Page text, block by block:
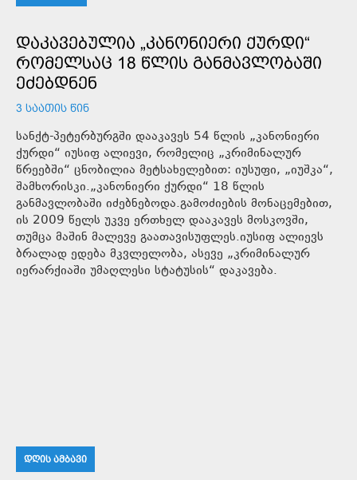
ᲓᲐᲙᲐᲕᲔᲑᲣᲚᲘᲐ „ᲙᲐᲜᲝᲜᲘᲔᲠᲘ ᲥᲣᲠᲓᲘ“
ᲠᲝᲛᲔᲚᲡᲐᲪ 18 ᲬᲚᲘᲡ ᲒᲐᲜᲛᲐᲕᲚᲝᲑᲐᲨᲘ
ᲔᲫᲔᲑᲓᲜᲔᲜ
3 ᲡᲐᲐᲗᲘᲡ ᲬᲘᲜ
სანქტ-პეტერბურგში დააკავეს 54 წლის „კანონიერი
ქურდი“ იუსიფ ალიევი, რომელიც „კრიმინალურ
წრეებში“ ცნობილია მეტსახელებით: იუსუფი, „იუშკა“,
შამხორისკი.„კანონიერი ქურდი“ 18 წლის
განმავლობაში იძებნებოდა.გამოძიების მონაცემებით,
ის 2009 წელს უკვე ერთხელ დააკავეს მოსკოვში,
თუმცა მაშინ მალევე გაათავისუფლეს.იუსიფ ალიევს
ბრალად ედება მკვლელობა, ასევე „კრიმინალურ
იერარქიაში უმაღლესი სტატუსის“ დაკავება.
ᲓᲦᲘᲡ ᲐᲛᲑᲐᲕᲘ